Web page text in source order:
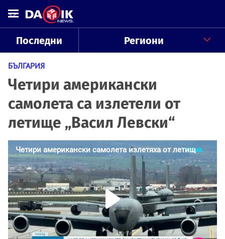
Последни Региони
БЪЛГАРИЯ
Четири американски
самолета са излетели от
летище „Васил Левски“